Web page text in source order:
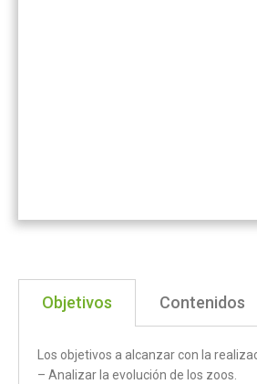
Objetivos Contenidos
Los objetivos a alcanzar con la
– Analizar la evolución de los zoos.